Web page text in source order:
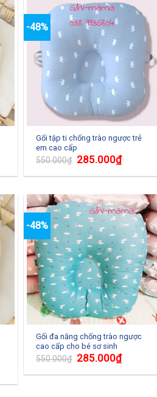
-48%
Gối tập ti chống trào ngược trẻ
em cao cấp
550.000₫ 285.000₫
-48%
Gối đa năng chống trào ngược
cao cấp cho bé sơ sinh
550.000₫ 285.000₫